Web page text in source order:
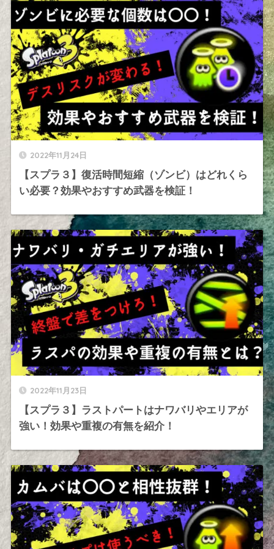
2022年11月24日
【スプラ３】復活時間短縮（ゾンビ）はどれくら
い必要？効果やおすすめ武器を検証！
2022年11月23日
【スプラ３】ラストパートはナワバリやエリアが
強い！効果や重複の有無を紹介！